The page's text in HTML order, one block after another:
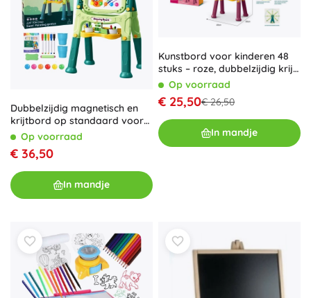
Dubbelzijdig magnetisch en
krijtbord op standaard voor
kinderen, 48-delig
Op voorraad
€ 36,50
In mandje
Kunstbord voor kinderen 48
stuks – roze, dubbelzijdig krijt-
en magnetisch
Op voorraad
€ 25,50€ 26,50
In mandje